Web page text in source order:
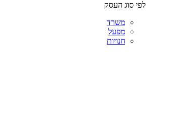
לפי סוג העסק
משרד
מפעל
חנויות